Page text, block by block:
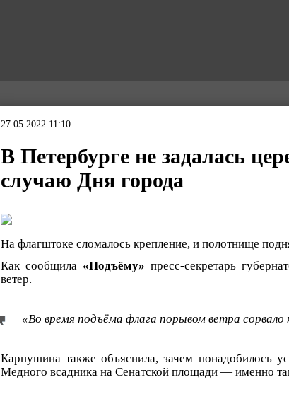
27.05.2022 11:10
В Петербурге не задалась
случаю Дня города
На флагштоке сломалось крепление, и полотнище
Как сообщила «Подъёму» пресс-секретарь
ветер.
«Во время подъёма флага порывом ветра сорвало
Карпушина также объяснила, зачем понадобилось
Медного всадника на Сенатской площади — именно